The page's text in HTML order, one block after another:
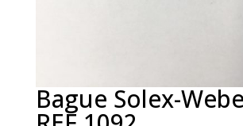
Bague Solex-